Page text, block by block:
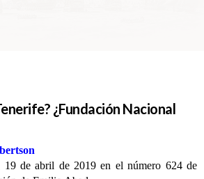
¿Fundación Nacional
19 de abril de 2019 en el número 624 de